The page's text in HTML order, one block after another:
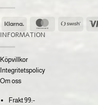
Klarna MasterCardSwish
INFORMATION
Köpvillkor
Integritetspolicy
Om oss
Frakt 99:-